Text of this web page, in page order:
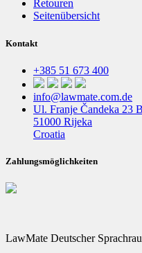
Retouren
Seitenübersicht
Kontakt
+385 51 673 400
info@lawmate.com.de
Ul. Franje Čandeka 23 B
51000 Rijeka
Croatia
Zahlungsmöglichkeiten
LawMate Deutscher